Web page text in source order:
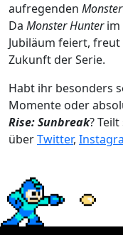
aufregenden
Da Monster Hunter im
Jubiläum feiert,
Zukunft der Serie.
Habt ihr besonders
Momente oder
Rise: Sunbreak?
überTwitter,